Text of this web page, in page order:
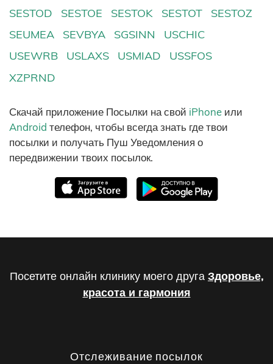
SESTOD
SESTOE SESTOK SESTOT
SESTOZ
SEUMEA
SEVBYA SGSINN
USCHIC
USEWRB
USLAXS USMIAD
USSFOS
XZPRND
Скачай приложение Посылки на свой iPhone или
Android телефон, чтобы всегда знать где твои
посылки и получать Пуш Уведомления о
передвижении твоих посылок.
Посетите онлайн клинику моего друга Здоровье,
красота и гармония
Отслеживание посылок